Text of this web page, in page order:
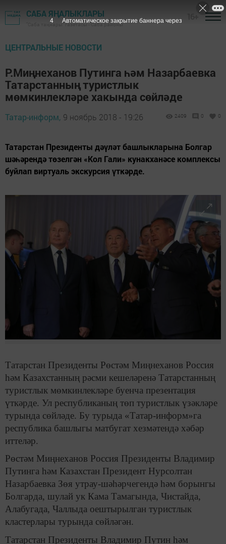
САБА ЯҢАЛЫКЛАРЫ
"Саба таңнары" газетасы - Саба районы
ЦЕНТРАЛЬНЫЕ НОВОСТИ
Р.Миңнеханов Путинга һәм Назарбаевка
Татарстанның туристлык
мөмкинлекләре хакында сөйләде
Татар-информ, 9 ноябрь 2018 - 19:26 2409 0 0
Татарстан Президенты дәүләт башлыкларына Болгар
шәһәрендә төзелгән «Кол Гали» кунакханәсе комплексы
буйлап виртуаль экскурсия үткәрде.
Татарстан Президенты Рөстәм Миңнеханов Россия
һәм Казахстанның рәсми кешеләренә Татарстанның
туристлык мөмкинлекләре буенча презентация
үткәрде. Ул республиканың төп туристлык үзәкләре
турында сөйләде. Бу турыда «Татар-информ»га
республика башлыгы матбугат хезмәтендә хәбәр
иттеләр.
Рөстәм Миңнеханов Россия Президенты Владимир
Путинга һәм Казахстан Президент Нурсолтан
Назарбаевка Зөя утрау-шәһәрчегендә һәм борынгы
Болгарда, шулай ук Кама Тамагында, Чистайда,
Алабугада, Чаллыда оештырылган туристлык
кластерлары турында сөйләгән.
Татарстан Президенты Владимир Путин һәм
3 Автоматическое закрытие баннера через